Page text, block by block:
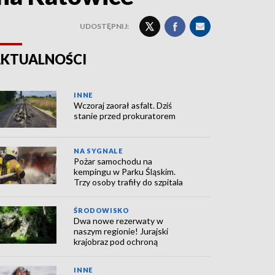
UDOSTĘPNIJ:
INNE
Wczoraj zaorał asfalt. Dziś
stanie przed prokuratorem
NA SYGNALE
Pożar samochodu na
kempingu w Parku Śląskim.
Trzy osoby trafiły do szpitala
ŚRODOWISKO
Dwa nowe rezerwaty w
naszym regionie! Jurajski
krajobraz pod ochroną
INNE